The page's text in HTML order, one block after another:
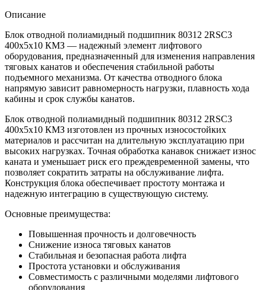
Описание
Блок отводной полиамидный подшипник 80312 2RSC3
400х5х10 КМЗ — надежный элемент лифтового
оборудования, предназначенный для изменения направления
тяговых канатов и обеспечения стабильной работы
подъемного механизма. От качества отводного блока
напрямую зависит равномерность нагрузки, плавность хода
кабины и срок службы канатов.
Блок отводной полиамидный подшипник 80312 2RSC3
400х5х10 КМЗ изготовлен из прочных износостойких
материалов и рассчитан на длительную эксплуатацию при
высоких нагрузках. Точная обработка канавок снижает износ
каната и уменьшает риск его преждевременной замены, что
позволяет сократить затраты на обслуживание лифта.
Конструкция блока обеспечивает простоту монтажа и
надежную интеграцию в существующую систему.
Основные преимущества:
Повышенная прочность и долговечность
Снижение износа тяговых канатов
Стабильная и безопасная работа лифта
Простота установки и обслуживания
Совместимость с различными моделями лифтового
оборудования